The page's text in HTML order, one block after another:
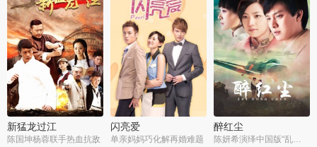
新猛龙过江
陈国坤杨蓉联手热血抗敌
闪亮爱
单亲妈妈巧化解再婚难题
醉红尘
陈妍希演绎中国版“乱世佳人”